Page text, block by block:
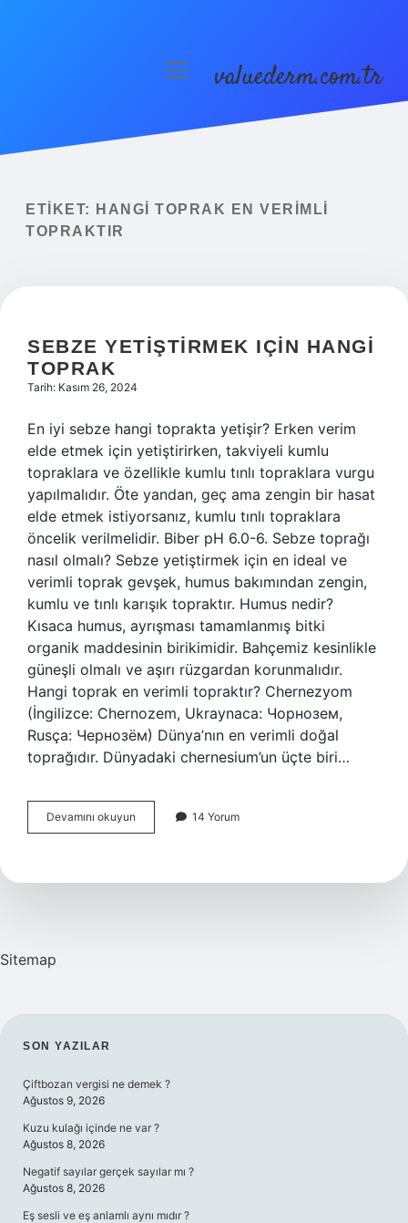
Yasal Uyarı
menüyüvaluederm.com.tr
ETIKET:
HANGI TOPRAK EN VERIMLI
TOPRAKTIR
SEBZE YETIŞTIRMEK IÇIN HANGI
TOPRAK
Tarih: Kasım 26, 2024
En iyi sebze hangi toprakta yetişir? Erken verim
elde etmek için yetiştirirken, takviyeli kumlu
topraklara ve özellikle kumlu tınlı topraklara vurgu
yapılmalıdır. Öte yandan, geç ama zengin bir hasat
elde etmek istiyorsanız, kumlu tınlı topraklara
öncelik verilmelidir. Biber pH 6.0-6. Sebze toprağı
nasıl olmalı? Sebze yetiştirmek için en ideal ve
verimli toprak gevşek, humus bakımından zengin,
kumlu ve tınlı karışık topraktır. Humus nedir?
Kısaca humus, ayrışması tamamlanmış bitki
organik maddesinin birikimidir. Bahçemiz kesinlikle
güneşli olmalı ve aşırı rüzgardan korunmalıdır.
Hangi toprak en verimli topraktır? Chernezyom
(İngilizce: Chernozem, Ukraynaca: Чорнозем,
Rusça: Чернозём) Dünya’nın en verimli doğal
toprağıdır. Dünyadaki chernesium’un üçte biri…
Devamını okuyun
Yetiştirmek
Toprak
14 Yorum
Sitemap
SIDEBAR
SON YAZILAR
Çiftbozan vergisi ne demek ?
Ağustos 9, 2026
Kuzu kulağı içinde ne var ?
Ağustos 8, 2026
Negatif sayılar gerçek sayılar mı ?
Ağustos 8, 2026
Eş sesli ve eş anlamlı aynı mıdır ?